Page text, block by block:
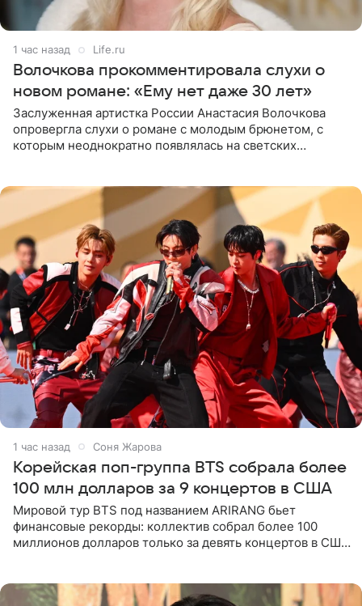
1 час назад Life.ru
Волочкова прокомментировала слухи о
новом романе: «Ему нет даже 30 лет»
Заслуженная артистка России Анастасия Волочкова
опровергла слухи о романе с молодым брюнетом, с
которым неоднократно появлялась на светских
1 час назад Соня Жарова
Корейская поп-группа BTS собрала более
100 млн долларов за 9 концертов в США
Мировой тур BTS под названием ARIRANG бьет
финансовые рекорды: коллектив собрал более 100
миллионов долларов только за девять концертов в США.